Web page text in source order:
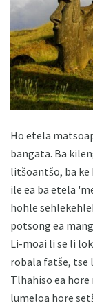
Ho etela
bangata. Ba
litšoantšo, ba ke
ile ea ba etela
hohle
potsong ea
Li-moai li se li
robala fatše, tse
Tlhahiso ea
lumeloa hore